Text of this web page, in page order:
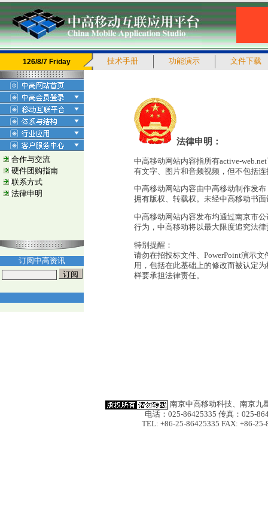
126/8/7 Friday 技术手册 功能演示 文件下载
合作与交流
硬件团购指南
联系方式
法律申明
订阅中高资讯
法律申明：
中高移动网站内容指所有active-
有文字、图片和音频视频，但不包括
中高移动网站内容由中高移动制作发
拥有版权、转载权。未经中高移动书
中高移动网站内容发布均通过南京市
行为，中高移动将以最大限度追究法律
特别提醒：
请勿在招投标文件、PowerPoint演示
用，包括在此基础上的修改而被认定
样要承担法律责任。
南京中高移动科技、南京九
电话：025-86425335 传真：025-
TEL: +86-25-86425335 FAX: +86-